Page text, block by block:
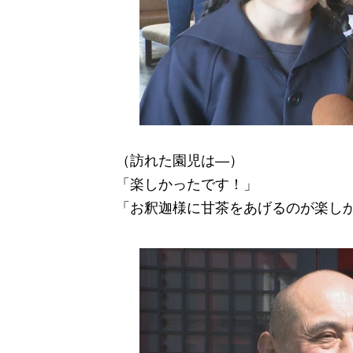
（訪れた園児は―）
「楽しかったです！」
「お釈迦様に甘茶をあげるのが楽し